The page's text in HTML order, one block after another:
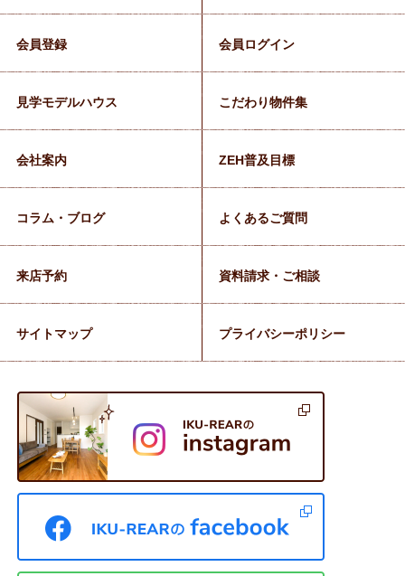
会員登録 会員ログイン
見学モデルハウス こだわり物件集
会社案内 ZEH普及目標
コラム・ブログ よくあるご質問
来店予約 資料請求・ご相談
サイトマップ プライバシーポリシー